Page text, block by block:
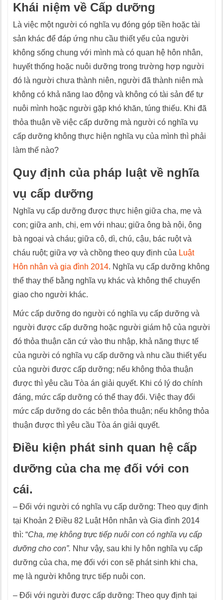
Khái niệm về Cấp dưỡng
Là việc một người có nghĩa vụ đóng góp tiền hoặc tài
sản khác để đáp ứng nhu cầu thiết yếu của người
không sống chung với mình mà có quan hệ hôn nhân,
huyết thống hoặc nuôi dưỡng trong trường hợp người
đó là người chưa thành niên, người đã thành niên mà
không có khả năng lao động và không có tài sản để tự
nuôi mình hoặc người gặp khó khăn, túng thiếu. Khi đã
thỏa thuận về việc cấp dưỡng mà người có nghĩa vụ
cấp dưỡng không thực hiện nghĩa vụ của mình thì phải
làm thế nào?
Quy định của pháp luật về nghĩa
vụ cấp dưỡng
Nghĩa vụ cấp dưỡng được thực hiện giữa cha, mẹ và
con; giữa anh, chị, em với nhau; giữa ông bà nội, ông
bà ngoại và cháu; giữa cô, dì, chú, cậu, bác ruột và
cháu ruột; giữa vợ và chồng theo quy định của Luật
Hôn nhân và gia đình 2014. Nghĩa vụ cấp dưỡng không
thể thay thế bằng nghĩa vụ khác và không thể chuyển
giao cho người khác.
Mức cấp dưỡng do người có nghĩa vụ cấp dưỡng và
người được cấp dưỡng hoặc người giám hộ của người
đó thỏa thuận căn cứ vào thu nhập, khả năng thực tế
của người có nghĩa vụ cấp dưỡng và nhu cầu thiết yếu
của người được cấp dưỡng; nếu không thỏa thuận
được thì yêu cầu Tòa án giải quyết. Khi có lý do chính
đáng, mức cấp dưỡng có thể thay đổi. Việc thay đổi
mức cấp dưỡng do các bên thỏa thuận; nếu không thỏa
thuận được thì yêu cầu Tòa án giải quyết.
Điều kiện phát sinh quan hệ cấp
dưỡng của cha mẹ đối với con
cái.
– Đối với người có nghĩa vụ cấp dưỡng: Theo quy định
tại Khoản 2 Điều 82 Luật Hôn nhân và Gia đình 2014
thì: “Cha, mẹ không trực tiếp nuôi con có nghĩa vụ cấp
dưỡng cho con”. Như vậy, sau khi ly hôn nghĩa vụ cấp
dưỡng của cha, mẹ đối với con sẽ phát sinh khi cha,
mẹ là người không trực tiếp nuôi con.
– Đối với người được cấp dưỡng: Theo quy định tại